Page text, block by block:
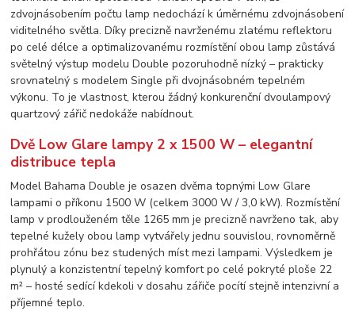
zdvojnásobením počtu lamp nedochází k úměrnému zdvojnásobení
viditelného světla. Díky precizně navrženému zlatému reflektoru
po celé délce a optimalizovanému rozmístění obou lamp zůstává
světelný výstup modelu Double pozoruhodně nízký – prakticky
srovnatelný s modelem Single při dvojnásobném tepelném
výkonu. To je vlastnost, kterou žádný konkurenční dvoulampový
quartzový zářič nedokáže nabídnout.
Dvě Low Glare lampy 2 x 1500 W – elegantní
distribuce tepla
Model Bahama Double je osazen dvěma topnými Low Glare
lampami o příkonu 1500 W (celkem 3000 W / 3,0 kW). Rozmístění
lamp v prodlouženém těle 1265 mm je precizně navrženo tak, aby
tepelné kužely obou lamp vytvářely jednu souvislou, rovnoměrně
prohřátou zónu bez studených míst mezi lampami. Výsledkem je
plynulý a konzistentní tepelný komfort po celé pokryté ploše 22
m² – hosté sedící kdekoli v dosahu zářiče pocítí stejně intenzivní a
příjemné teplo.